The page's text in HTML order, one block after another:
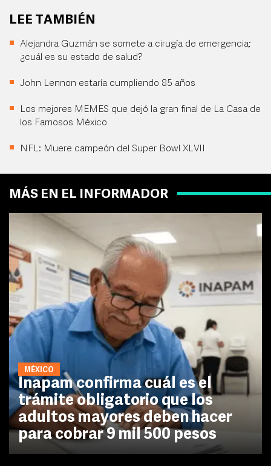
LEE TAMBIÉN
Alejandra Guzmán se somete a cirugía de emergencia;
¿cuál es su estado de salud?
John Lennon estaría cumpliendo 85 años
Los mejores MEMES que dejó la gran final de La Casa de
los Famosos México
NFL: Muere campeón del Super Bowl XLVII
MÁS EN EL INFORMADOR
MÉXICO
Inapam confirma cuál es el
trámite obligatorio que los
adultos mayores deben hacer
para cobrar 9 mil 500 pesos